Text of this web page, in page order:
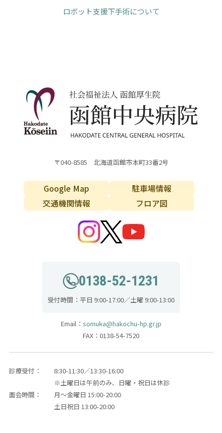
ロボット支援下手術について
〒040-8585 北海道函館市本町33番2号
Google Map
駐車場情報
交通機関情報
フロア図
0138-52-1231
受付時間：平日 9:00-17:00／土曜 9:00-13:00
Email： somuka@hakochu-hp.gr.jp
FAX：0138-54-7520
診療受付：
8:30-11:30／13:30-16:00
※土曜日は午前のみ、日曜・祝日は休診
面会時間：
月～金曜日 15:00-20:00
土日祝日 13:00-20:00